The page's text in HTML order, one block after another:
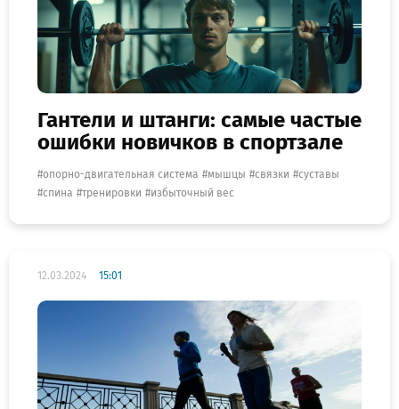
Гантели и штанги: самые частые
ошибки новичков в спортзале
опорно-двигательная система мышцы связки
суставы
спина
тренировки избыточный вес
12.03.2024 15:01